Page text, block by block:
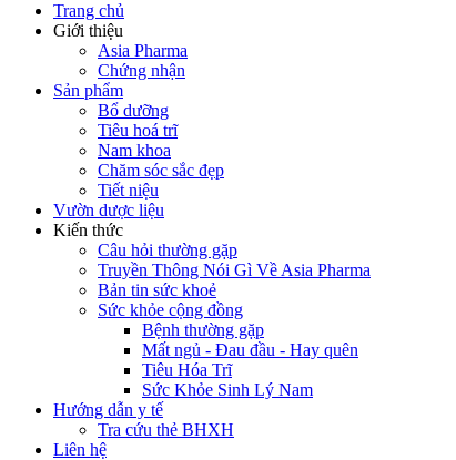
Trang chủ
Giới thiệu
Asia Pharma
Chứng nhận
Sản phẩm
Bổ dưỡng
Tiêu hoá trĩ
Nam khoa
Chăm sóc sắc đẹp
Tiết niệu
Vườn dược liệu
Kiến thức
Câu hỏi thường gặp
Truyền Thông Nói Gì Về Asia Pharma
Bản tin sức khoẻ
Sức khỏe cộng đồng
Bệnh thường gặp
Mất ngủ - Đau đầu - Hay quên
Tiêu Hóa Trĩ
Sức Khỏe Sinh Lý Nam
Hướng dẫn y tế
Tra cứu thẻ BHXH
Liên hệ